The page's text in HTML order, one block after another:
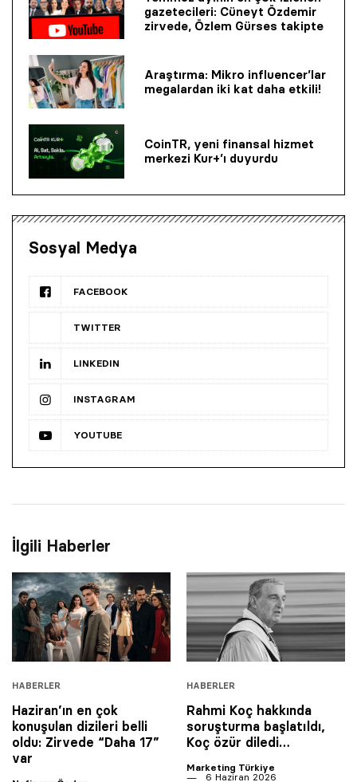
gazetecileri: Cüneyt Özdemir
zirvede, Özlem Gürses takipte
Araştırma: Mikro influencer’lar
megalardan iki kat daha etkili!
CoinTR, yeni finansal hizmet
merkezi Kur+’ı duyurdu
Sosyal Medya
FACEBOOK
TWITTER
LINKEDIN
INSTAGRAM
YOUTUBE
İlgili Haberler
HABERLER
Haziran’ın en çok
konuşulan dizileri belli
oldu: Zirvede “Daha 17”
var
HABERLER
Rahmi Koç hakkında
soruşturma başlatıldı,
Koç özür diledi…
Marketing Türkiye
6 Haziran 2026